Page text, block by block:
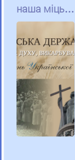
наша міць…